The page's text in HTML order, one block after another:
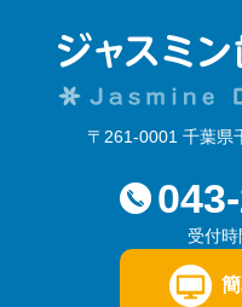
〒261-0001 千葉県
受付